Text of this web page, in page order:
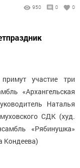
950 0 0
участие три
«Архангельская
Наталья
СДК (худ.
«Рябинушка»
Кондеева)